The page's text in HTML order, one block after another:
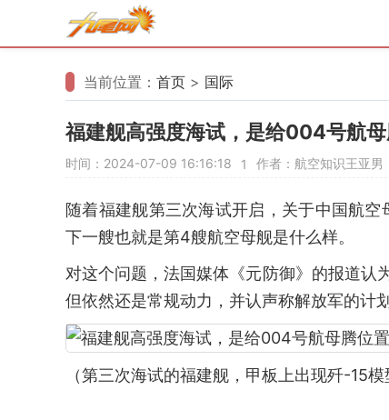
当前位置： 首页 > 国际
福建舰高强度海试，是给004号航
时间：2024-07-09 16:16:18 1 作者：航空知识王亚男
随着福建舰第三次海试开启，关于中国航
下一艘也就是第4艘航空母舰是什么样。
对这个问题，法国媒体《元防御》的报道认
但依然还是常规动力，并认声称解放军的计
（第三次海试的福建舰，甲板上出现歼-15模